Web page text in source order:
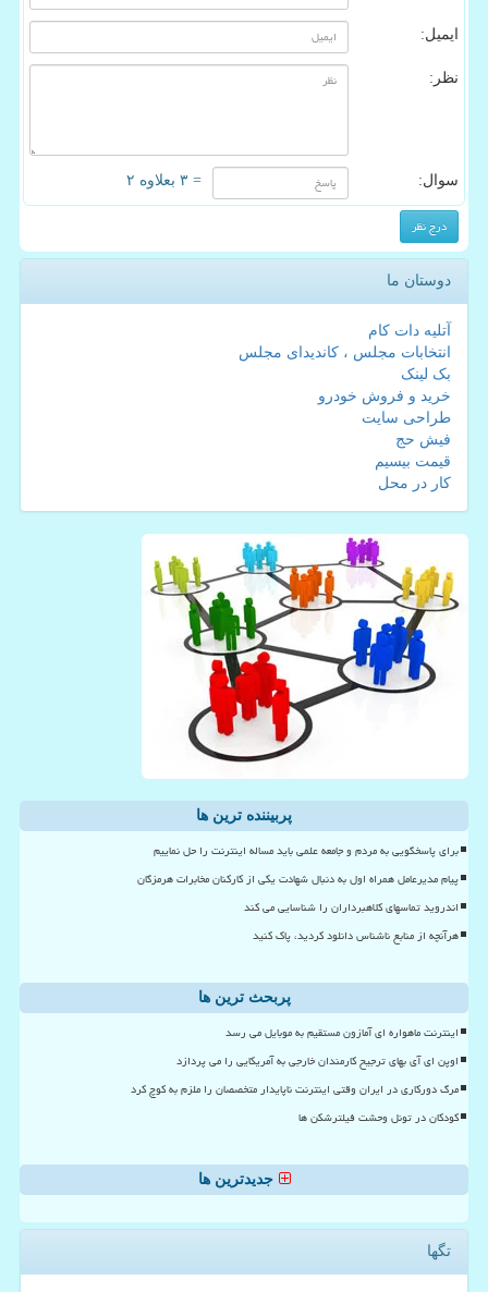
ایمیل:
نظر:
سوال: = ۳ بعلاوه ۲
دوستان ما
آتلیه دات کام
انتخابات مجلس ، کاندیدای مجلس
بک لینک
خرید و فروش خودرو
طراحی سایت
فیش حج
قیمت بیسیم
کار در محل
پربیننده ترین ها
برای پاسخگویی به مردم و جامعه علمی باید مساله اینترنت را حل نماییم
پیام مدیرعامل همراه اول به دنبال شهادت یکی از کارکنان مخابرات هرمزگان
اندروید تماسهای کلاهبرداران را شناسایی می کند
هرآنچه از منابع ناشناس دانلود کردید، پاک کنید
پربحث ترین ها
اینترنت ماهواره ای آمازون مستقیم به موبایل می رسد
اوپن ای آی بهای ترجیح کارمندان خارجی به آمریکایی را می پردازد
مرگ دورکاری در ایران وقتی اینترنت ناپایدار متخصصان را ملزم به کوچ کرد
کودکان در تونل وحشت فیلترشکن ها
جدیدترین ها
تگها